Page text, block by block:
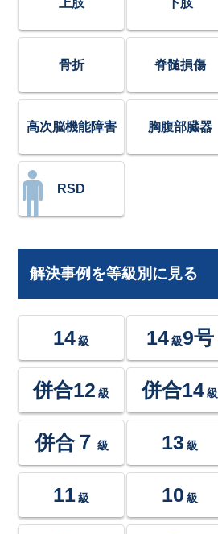
上肢 下肢
骨折 脊髄損傷
高次脳機能障害 胸腹部臓器
RSD
解決事例を等級別に見る
14 級 14級9号
併合12 級 併合14 級
併合７ 級 13 級
11 級 10 級